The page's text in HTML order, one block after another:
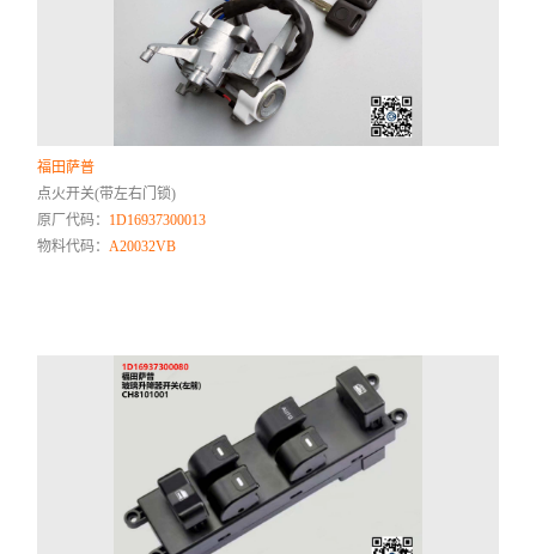
福田萨普
点火开关(带左右门锁)
原厂代码： 1D16937300013
物料代码：A20032VB